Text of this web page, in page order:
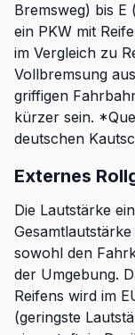
Bremsweg) bis E
ein PKW mit
im Vergleich zu
Vollbremsung
griffigen
kürzer sein.
deutschen
Externes
Die Lautstärke
sowohl den
der Umgebung.
Reifens wird im
(geringste